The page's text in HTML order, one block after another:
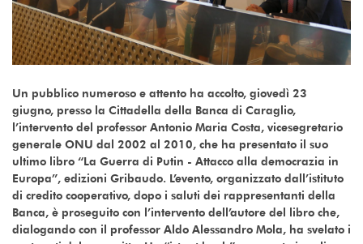
Un pubblico numeroso e attento ha accolto, giovedì 23
giugno, presso la Cittadella della Banca di Caraglio,
l’intervento del professor Antonio Maria Costa, vicesegretario
generale ONU dal 2002 al 2010, che ha presentato il suo
ultimo libro “La Guerra di Putin - Attacco alla democrazia in
Europa”, edizioni Gribaudo. L’evento, organizzato dall’istituto
di credito cooperativo, dopo i saluti dei rappresentanti della
Banca, è proseguito con l’intervento dell’autore del libro che,
dialogando con il professor Aldo Alessandro Mola, ha svelato i